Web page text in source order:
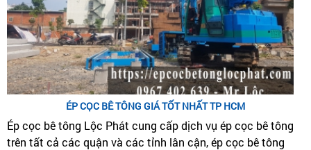
ÉP CỌC BÊ TÔNG GIÁ TỐT NHẤT TP HCM
Ép cọc bê tông Lộc Phát cung cấp dịch vụ ép cọc bê tông
trên tất cả các quận và các tỉnh lân cận, ép cọc bê tông